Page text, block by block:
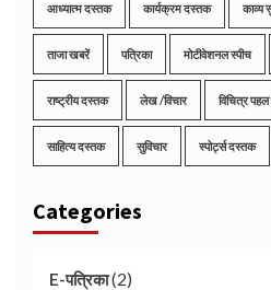
आध्यात्म दस्तक कार्यक्रम दस्तक काव्य
ताजा खबरें पत्रिका मोटीवेशनल स्पीच
राष्ट्रीय दस्तक लेख /विचार विचित्र
साहित्य दस्तक सुविचार स्पोर्ट्स दस्तक
Categories
E-पत्रिका(2)